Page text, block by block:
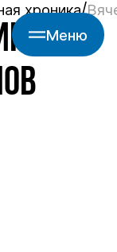
Меню
хроника